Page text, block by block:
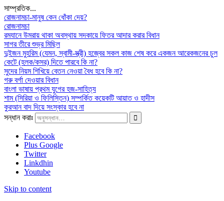
সাম্প্রতিক...
রোজনামচা-মানুষ কেন ধোঁকা দেয়?
রোজনামচা
রমযানে উমরায় থাকা অবস্থায় সদকায়ে ফিতর আদার করার বিধান
সাগর তীরে শুভ্র মিছিল
দুইজন মুহরিম (যেমন, স্বামী-স্ত্রী) হজ্বের সকল কাজ শেষ করে একজন আরেকজনের চুল
কেটে (হলক/কসর) দিতে পারবে কি না?
সুদের নিয়ম শিখিয়ে বেতন নেওয়া বৈধ হবে কি না?
গরু বর্গা দেওয়ার বিধান
বাংলা ভাষায় প্রথম যুগের হজ-সাহিত্য
শাম (সিরিয়া ও ফিলিস্তিন) সম্পর্কিত কয়েকটি আয়াত ও হাদীস
কুরআন বাদ দিয়ে সংস্কার হবে না
সন্ধান করাঃ
Facebook
Plus Google
Twitter
Linkdhin
Youtube
Skip to content